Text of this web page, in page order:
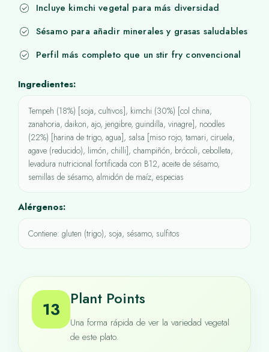
Incluye kimchi vegetal para más diversidad
Sésamo para añadir minerales y grasas saludables
Perfil más completo que un stir fry convencional
Ingredientes:
Tempeh (18%) [soja, cultivos], kimchi (30%) [col china,
zanahoria, daikon, ajo, jengibre, guindilla, vinagre], noodles
(22%) [harina de trigo, agua], salsa [miso rojo, tamari, ciruela,
agave (reducido), limón, chilli], champiñón, brócoli, cebolleta,
levadura nutricional fortificada con B12, aceite de sésamo,
semillas de sésamo, almidón de maíz, especias
Alérgenos:
Contiene: gluten (trigo), soja, sésamo, sulfitos
13 Plant Points
Una forma rápida de ver la variedad vegetal
de este plato.